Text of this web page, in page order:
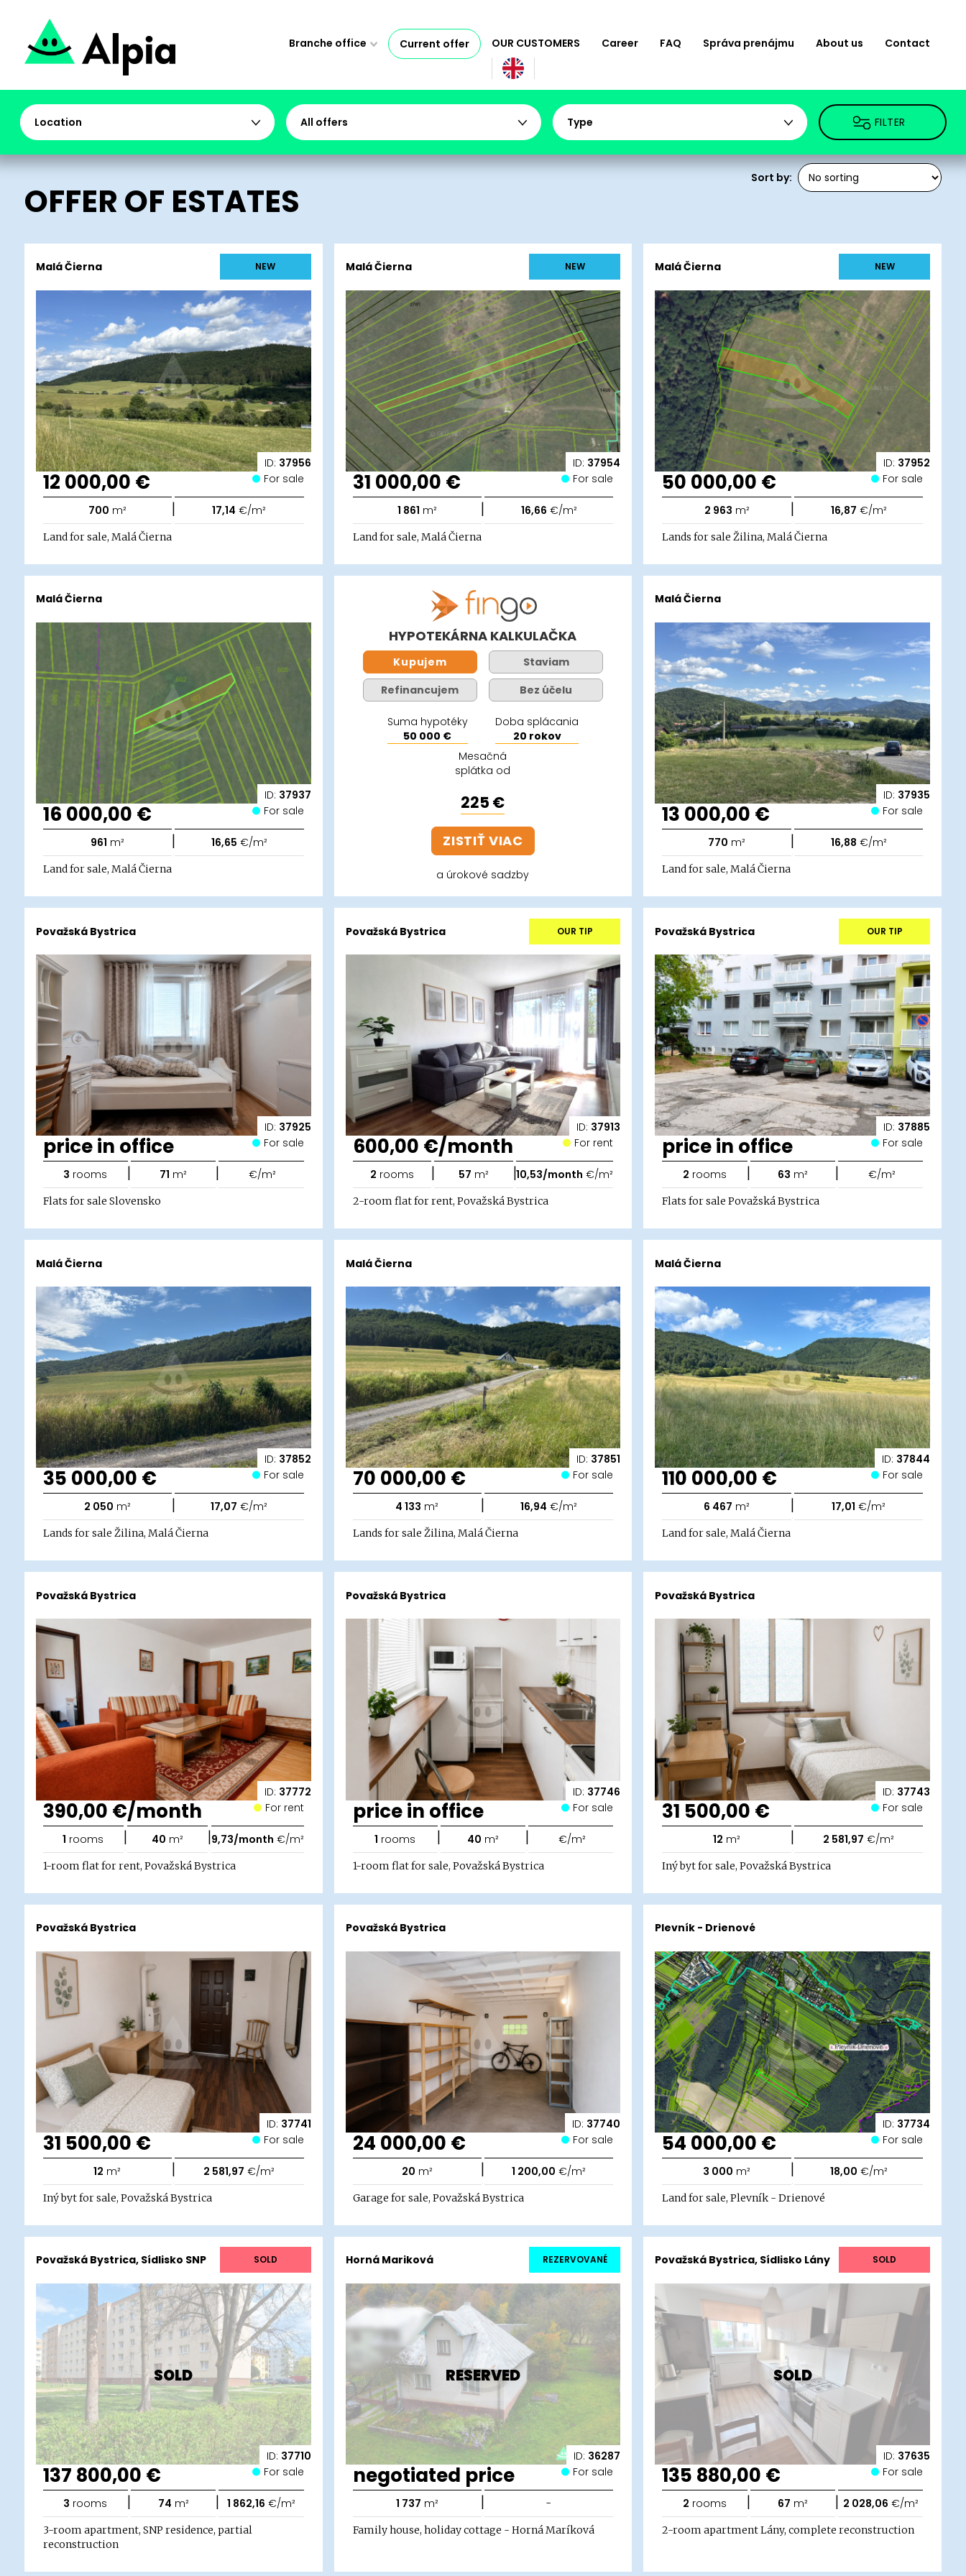
Branche office Current offer OUR CUSTOMERS Career FAQ Správa prenájmu About us Contact
Location All offers Type FILTER
Sort by:
OFFER OF ESTATES
ID: 37956
Malá Čierna NEW
12 000,00 € For sale
700 m² | 17,14 €/m²
Land for sale, Malá Čierna
ID: 37954
Malá Čierna NEW
31 000,00 € For sale
1 861 m² | 16,66 €/m²
Land for sale, Malá Čierna
ID: 37952
Malá Čierna NEW
50 000,00 € For sale
2 963 m² | 16,87 €/m²
Lands for sale Žilina, Malá Čierna
ID: 37937
Malá Čierna
16 000,00 € For sale
961 m² | 16,65 €/m²
Land for sale, Malá Čierna
HYPOTEKÁRNA KALKULAČKA
Kupujem
Staviam
Refinancujem
Bez účelu
Suma hypotéky
50 000 €
Doba splácania
20 rokov
Mesačná
splátka od
225 €
ZISTIŤ VIAC
a úrokové sadzby
ID: 37935
Malá Čierna
13 000,00 € For sale
770 m² | 16,88 €/m²
Land for sale, Malá Čierna
ID: 37925
Považská Bystrica
price in office For sale
3 rooms | 71 m² | €/m²
Flats for sale Slovensko
ID: 37913
Považská Bystrica OUR TIP
600,00 €/month For rent
2 rooms | 57 m² |10,53/month €/m²
2-room flat for rent, Považská Bystrica
ID: 37885
Považská Bystrica OUR TIP
price in office For sale
2 rooms | 63 m² | €/m²
Flats for sale Považská Bystrica
ID: 37852
Malá Čierna
35 000,00 € For sale
2 050 m² | 17,07 €/m²
Lands for sale Žilina, Malá Čierna
ID: 37851
Malá Čierna
70 000,00 € For sale
4 133 m² | 16,94 €/m²
Lands for sale Žilina, Malá Čierna
ID: 37844
Malá Čierna
110 000,00 € For sale
6 467 m² | 17,01 €/m²
Land for sale, Malá Čierna
ID: 37772
Považská Bystrica
390,00 €/month For rent
1 rooms | 40 m² |9,73/month €/m²
1-room flat for rent, Považská Bystrica
ID: 37746
Považská Bystrica
price in office For sale
1 rooms | 40 m² | €/m²
1-room flat for sale, Považská Bystrica
ID: 37743
Považská Bystrica
31 500,00 € For sale
12 m² | 2 581,97 €/m²
Iný byt for sale, Považská Bystrica
ID: 37741
Považská Bystrica
31 500,00 € For sale
12 m² | 2 581,97 €/m²
Iný byt for sale, Považská Bystrica
ID: 37740
Považská Bystrica
24 000,00 € For sale
20 m² | 1 200,00 €/m²
Garage for sale, Považská Bystrica
ID: 37734
Plevník - Drienové
54 000,00 € For sale
3 000 m² | 18,00 €/m²
Land for sale, Plevník - Drienové
SOLD
ID: 37710
Považská Bystrica, Sídlisko SNP SOLD
137 800,00 € For sale
3 rooms | 74 m² | 1 862,16 €/m²
3-room apartment, SNP residence, partial
reconstruction
RESERVED
ID: 36287
Horná Mariková REZERVOVANÉ
negotiated price For sale
1 737 m² | -
Family house, holiday cottage - Horná Maríková
SOLD
ID: 37635
Považská Bystrica, Sídlisko Lány SOLD
135 880,00 € For sale
2 rooms | 67 m² | 2 028,06 €/m²
2-room apartment Lány, complete reconstruction